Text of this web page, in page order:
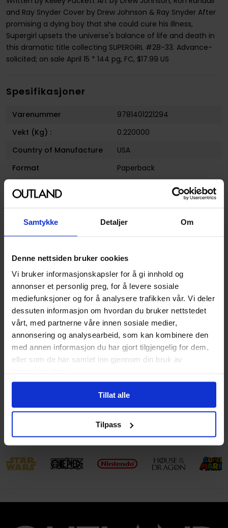
Samtykke Detaljer Om
Denne nettsiden bruker cookies
Vi bruker informasjonskapsler for å gi innhold og
annonser et personlig preg, for å levere sosiale
mediefunksjoner og for å analysere trafikken vår. Vi deler
dessuten informasjon om hvordan du bruker nettstedet
vårt, med partnerne våre innen sosiale medier,
annonsering og analysearbeid, som kan kombinere den
med annen informasjon du har gjort tilgjengelig for dem,
eller som de har samlet inn gjennom din bruk av
Tillat alle
Tilpass
and Ray Snyder Cover by Drew Johnson & Ray Snyder After
promising a dying boy that she could cure his illness,
Supergirl upsets the universe's balance of life and death in
this dramatic title collecting SUPERGIRL #28-33. Advance-
solicited; on sale April 15 * 144 pg, FC, $17.99 US
Spesifikasjoner
Varenummer
9781401221294
Vekt (Kg) :
0.220000
Country of Manufacture
USA
Format
Paperback
Sjanger
Superhelt
Illustratør
Johnson
144
Utgiver
DC Comics
Lanseringsdato
(dd.mm.yyyy)
21.04.2009
Volum
5
Aldersgruppe
Voksen
Avansert Format
Paperback
Engelsk